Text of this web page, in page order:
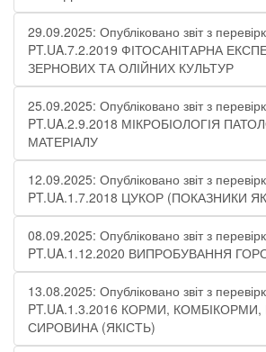
29.09.2025: Опубліковано звіт з
PT.UA.7.2.2019 ФІТОСАНІТАРНА
ЗЕРНОВИХ ТА ОЛІЙНИХ КУЛЬТУР
25.09.2025: Опубліковано звіт з
PT.UA.2.9.2018 МІКРОБІОЛОГІЯ
МАТЕРІАЛУ
12.09.2025: Опубліковано звіт з
PT.UA.1.7.2018 ЦУКОР (ПОКАЗНИКИ
08.09.2025: Опубліковано звіт з
PT.UA.1.12.2020 ВИПРОБУВАННЯ
13.08.2025: Опубліковано звіт з
PT.UA.1.3.2016 КОРМИ,
СИРОВИНА (ЯКІСТЬ)